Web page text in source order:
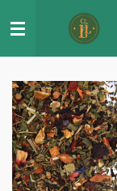
au